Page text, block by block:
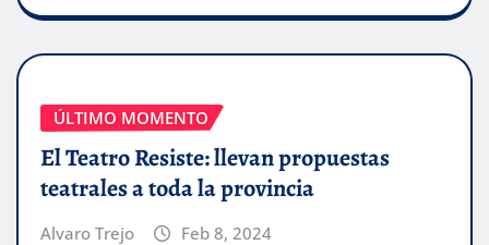
ÚLTIMO MOMENTO
El Teatro Resiste: llevan propuestas
teatrales a toda la provincia
Alvaro Trejo Feb 8, 2024